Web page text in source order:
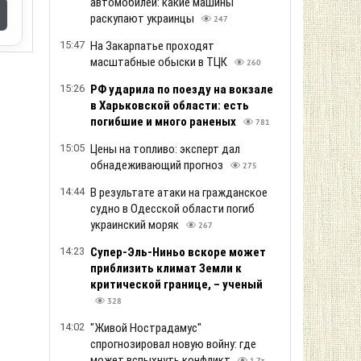
раскупают украинцы
247
15:47 На Закарпатье проходят
масштабные обыски в ТЦК
260
15:26 РФ ударила по поезду на вокзале
в Харьковской области: есть
погибшие и много раненых
781
15:05 Цены на топливо: эксперт дал
обнадеживающий прогноз
275
14:44 В результате атаки на гражданское
судно в Одесской области погиб
украинский моряк
267
14:23 Супер-Эль-Ниньо вскоре может
приблизить климат Земли к
критической границе, – ученый
328
14:02 "Живой Нострадамус"
спрогнозировал новую войну: где